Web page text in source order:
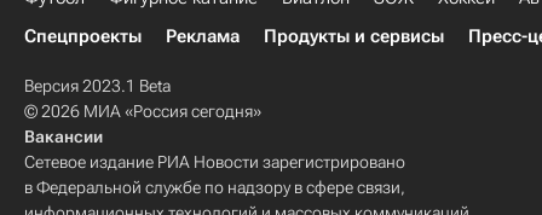
Спецпроекты
Реклама Продукты и сервисы Пресс-
Версия 2023.1 Beta
© 2026 МИА «Россия сегодня»
Вакансии
Сетевое издание РИА Новости зарегистрировано
в Федеральной службе по надзору в сфере связи,